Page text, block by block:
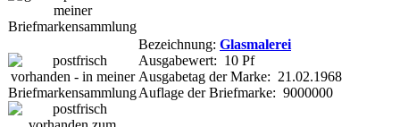
Bezeichnung: Glasmalerei
Ausgabewert: 10 Pf
Ausgabetag der Marke: 21.02.1968
Auflage der Briefmarke: 9000000